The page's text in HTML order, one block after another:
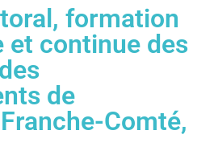
formation
et continue des
de
Comté,